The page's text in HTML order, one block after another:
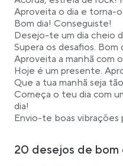
Aproveita o dia e torna-
Bom dia! Conseguiste!
Desejo-te um dia cheio
Supera os desafios. Bom
Aproveita a manhã com
Hoje é um presente.
Que a tua manhã seja
Começa o teu dia com
dia!
Envio-te boas vibrações
20 desejos de bom